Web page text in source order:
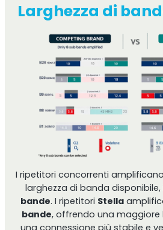
Larghezza di
I ripetitori concorrenti
larghezza di banda disponibile,
bande. I ripetitori Stella
bande, offrendo una maggiore